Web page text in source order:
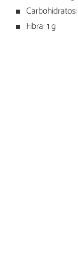
Fibra: 1 g